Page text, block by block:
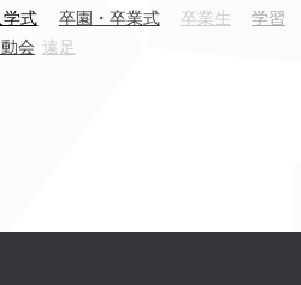
学式 卒園・卒業式 卒業生
学習
会 遠足